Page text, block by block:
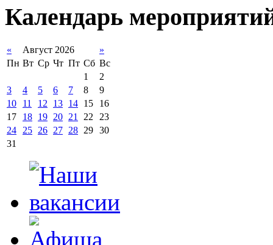
Календарь
« Август 2026
»
Пн Вт Ср Чт Пт Сб Вс
1
2
3
4 5 6 7 8
9
10
11 12 13 14 15
16
17
18 19 20 21 22
23
24
25 26 27 28 29 30
31